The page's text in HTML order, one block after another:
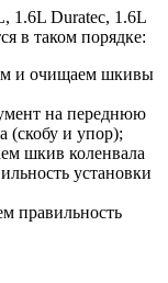
1.6L Duratec, 1.6L
в таком порядке:
и очищаем шкивы
на переднюю
(скобу и упор);
шкив коленвала
установки
правильность